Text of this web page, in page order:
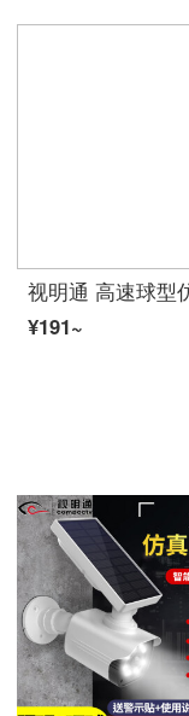
¥191~